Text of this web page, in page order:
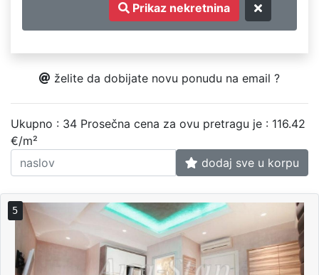
Prikaz nekretnina
želite da dobijate novu ponudu na email ?
Ukupno : 34 Prosečna cena za ovu pretragu je : 116.42
€/m²
dodaj sve u korpu
5